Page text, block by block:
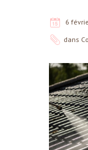
6
dans